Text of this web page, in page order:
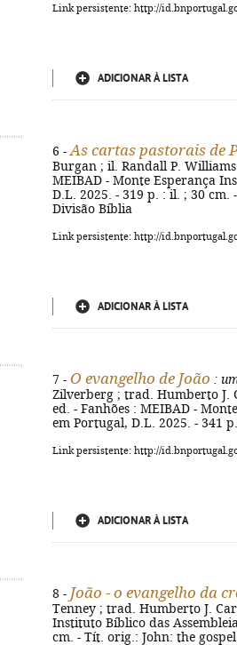
Link persistente: http://
ADICIONAR À LISTA
6 - As cartas pastorais de
Burgan ; il. Randall P.
MEIBAD - Monte Esperança
D.L. 2025. - 319 p. : il. ; 30
Divisão Bíblia
Link persistente: http://
ADICIONAR À LISTA
7 - O evangelho de João :
Zilverberg ; trad. Humberto J.
ed. - Fanhões : MEIBAD -
em Portugal, D.L. 2025. - 341
Link persistente: http://
ADICIONAR À LISTA
8 - João - o evangelho da
Tenney ; trad. Humberto J.
Instituto Bíblico das
cm. - Tít. orig.: John: the